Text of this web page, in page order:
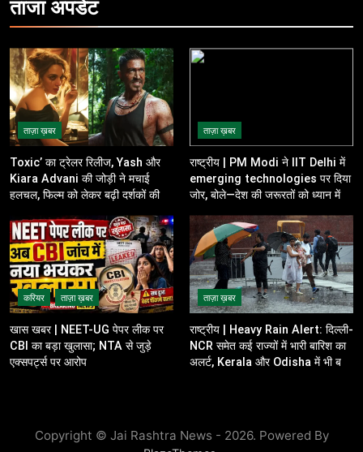
ताजाअपडेट
ताज़ा ख़बर
Toxic’ का ट्रेलर रिलीज, Yash और
Kiara Advani की जोड़ी ने मचाई
हलचल, फिल्म को लेकर बढ़ी दर्शकों की
ताज़ा ख़बर
राष्ट्रीय | PM Modi ने IIT Delhi में
emerging technologies पर दिया
जोर, बोले—देश की जरूरतों को ध्यान में
करियर ताज़ा ख़बर
खास खबर | NEET-UG पेपर लीक पर
CBI का बड़ा खुलासा; NTA से जुड़े
एक्सपर्ट्स पर आरोप
ताज़ा ख़बर
राष्ट्रीय | Heavy Rain Alert: दिल्ली-
NCR समेत कई राज्यों में भारी बारिश का
अलर्ट, Kerala और Odisha में भी बढ़ी
Copyright © Jai Rashtra News - 2026. Powered By